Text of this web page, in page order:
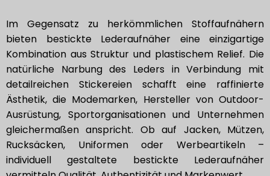
Im Gegensatz zu herkömmlichen Stoffaufnähern
bieten bestickte Lederaufnäher eine einzigartige
Kombination aus Struktur und plastischem Relief. Die
natürliche Narbung des Leders in Verbindung mit
detailreichen Stickereien schafft eine raffinierte
Ästhetik, die Modemarken, Hersteller von Outdoor-
Ausrüstung, Sportorganisationen und Unternehmen
gleichermaßen anspricht. Ob auf Jacken, Mützen,
Rucksäcken, Uniformen oder Werbeartikeln –
individuell gestaltete bestickte Lederaufnäher